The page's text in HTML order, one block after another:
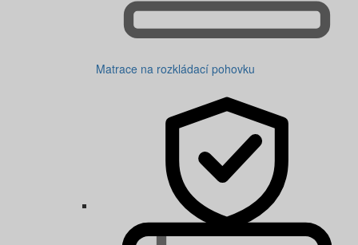
Matrace na rozkládací pohovku